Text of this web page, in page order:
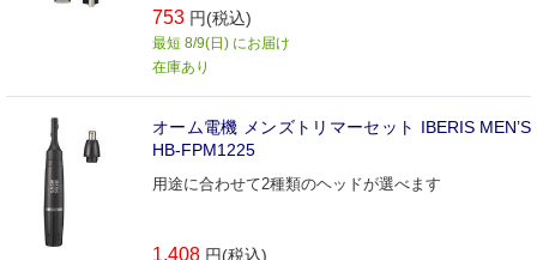
753 円(税込)
最短 8/9(日) にお届け
在庫あり
オーム電機 メンズトリマーセット IBERIS MEN’S
HB-FPM1225
用途に合わせて2種類のヘッドが選べます
1,408 円(税込)